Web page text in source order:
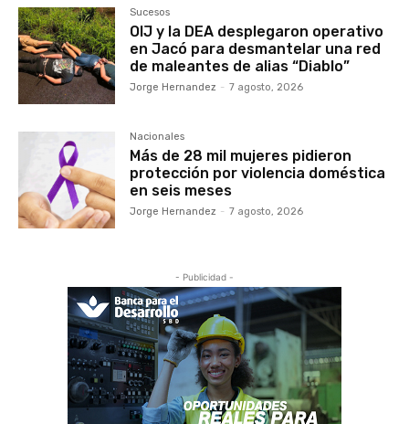
Sucesos
OIJ y la DEA desplegaron operativo
en Jacó para desmantelar una red
de maleantes de alias “Diablo”
Jorge Hernandez - 7 agosto, 2026
Nacionales
Más de 28 mil mujeres pidieron
protección por violencia doméstica
en seis meses
Jorge Hernandez - 7 agosto, 2026
- Publicidad -